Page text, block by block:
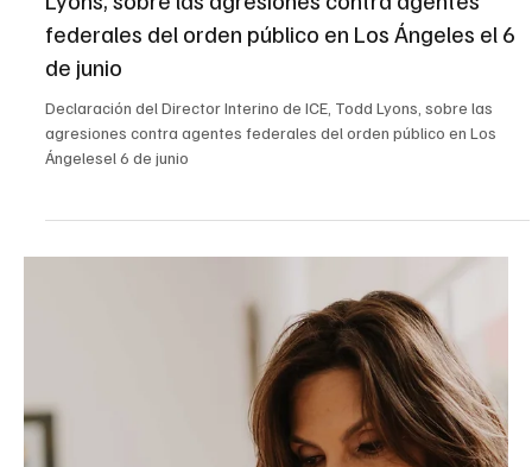
Nacional
Impuestos a las remesas: un nuevo ataque en la
guerra contra los inmigrantes
Impuestos a las remesas: un nuevo ataque en la guerra contra los
inmigrantes